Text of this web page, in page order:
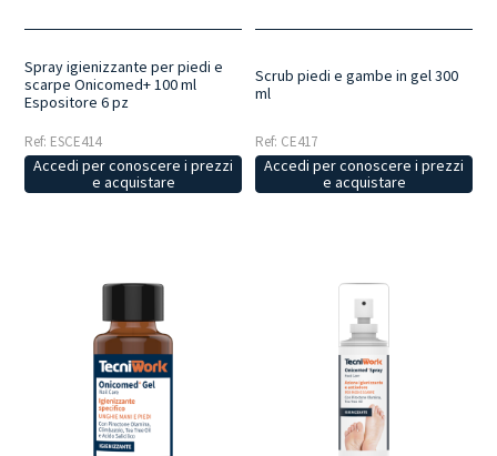
Spray igienizzante per piedi e
scarpe Onicomed+ 100 ml
Espositore 6 pz
Ref: ESCE414
Accedi per conoscere i prezzi
e acquistare
Scrub piedi e gambe in gel 300
ml
Ref: CE417
Accedi per conoscere i prezzi
e acquistare